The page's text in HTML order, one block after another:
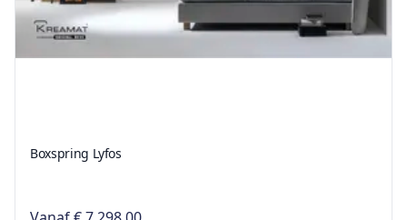
Boxspring Lyfos